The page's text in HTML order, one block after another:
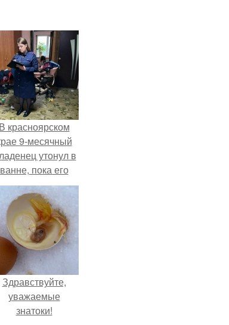
В красноярском
9-месячный
утонул в
ванне, пока его
мама слушала
и танцевала
на кухне.
Здравствуйте,
уважаемые
знатоки!